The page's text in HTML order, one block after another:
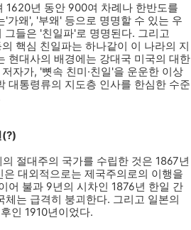
1620년 동안 900여 차례나 한반도를
가왜', '부왜' 등으로 명명할 수 있는 우
들은 '친일파'로 명명된다. 그리고
핵심 친일파는 하나같이 이 나라의 지
현대사의 배경에는 강대국 미국의 대한
자가, '뼛속 친미·친일'을 운운한 이상
대통령류의 지도층 인사를 한심한 수준
(?)
절대주의 국가를 수립한 것은 1867년
대외적으로는 제국주의로의 이행을
어 불과 9년의 시차인 1876년 한일 간
는 급격히 붕괴한다. 그리고 일본의
인 1910년이었다.